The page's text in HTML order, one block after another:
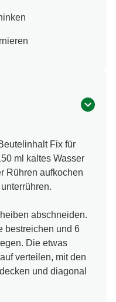
Fix für
ml kaltes Wasser
Rühren aufkochen
abschneiden.
bestreichen und 6
Die etwas
verteilen, mit den
und diagonal